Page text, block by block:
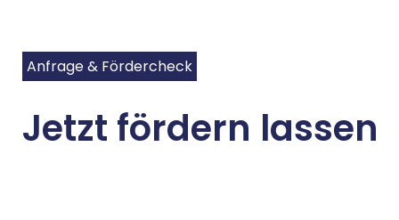
Anfrage & Fördercheck
Jetzt fördern lassen